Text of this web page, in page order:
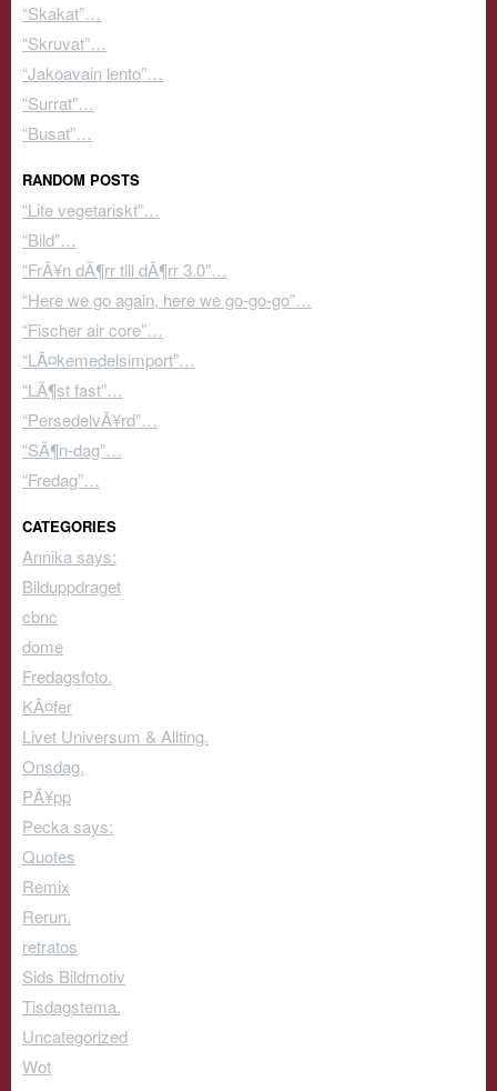
“Skakat”…
“Skruvat”…
“Jakoavain lento”…
“Surrat”…
“Busat”…
RANDOM POSTS
“Lite vegetariskt”…
“Bild”…
“FrÃ¥n dÃ¶rr till dÃ¶rr 3.0″…
“Here we go again, here we go-go-go”…
“Fischer air core”…
“LÃ¤kemedelsimport”…
“LÃ¶st fast”…
“PersedelvÃ¥rd”…
“SÃ¶n-dag”…
“Fredag”…
CATEGORIES
Annika says:
Bilduppdraget
cbnc
dome
Fredagsfoto.
KÃ¤fer
Livet Universum & Allting.
Onsdag.
PÃ¥pp
Pecka says:
Quotes
Remix
Rerun.
retratos
Sids Bildmotiv
Tisdagstema.
Uncategorized
Wot